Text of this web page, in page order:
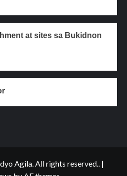
at sites sa Bukidnon
Agila. All rights reserved.. |